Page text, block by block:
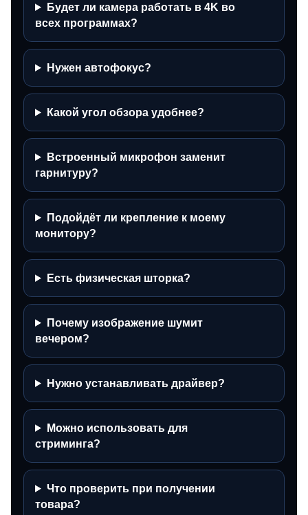
Будет ли камера работать в 4K во
всех программах?
Нужен автофокус?
Какой угол обзора удобнее?
Встроенный микрофон заменит
гарнитуру?
Подойдёт ли крепление к моему
монитору?
Есть физическая шторка?
Почему изображение шумит
вечером?
Нужно устанавливать драйвер?
Можно использовать для
стриминга?
Что проверить при получении
товара?